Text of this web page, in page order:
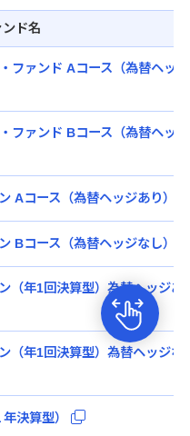
ンド名
ファンド Aコース（為替ヘッ
ファンド Bコース（為替ヘッ
Aコース（為替ヘッジあり）
Bコース（為替ヘッジなし）
（年1回決算型）為替ヘッジあ
（年1回決算型）為替ヘッジな
決算型）